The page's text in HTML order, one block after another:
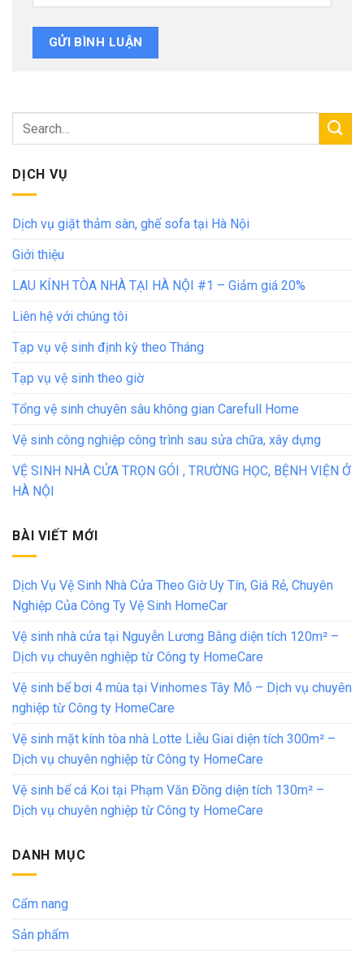
DỊCH VỤ
Dịch vụ giặt thảm sàn, ghế sofa tại Hà Nội
Giới thiệu
LAU KÍNH TÒA NHÀ TẠI HÀ NỘI #1 – Giảm giá 20%
Liên hệ với chúng tôi
Tạp vụ vệ sinh định kỳ theo Tháng
Tạp vụ vệ sinh theo giờ
Tổng vệ sinh chuyên sâu không gian Carefull Home
Vệ sinh công nghiệp công trình sau sửa chữa, xây dựng
VỆ SINH NHÀ CỬA TRỌN GÓI , TRƯỜNG HỌC, BỆNH VIỆN Ở
HÀ NỘI
BÀI VIẾT MỚI
Dịch Vụ Vệ Sinh Nhà Cửa Theo Giờ Uy Tín, Giá Rẻ, Chuyên
Nghiệp Của Công Ty Vệ Sinh HomeCar
Vệ sinh nhà cửa tại Nguyễn Lương Bằng diện tích 120m² –
Dịch vụ chuyên nghiệp từ Công ty HomeCare
Vệ sinh bể bơi 4 mùa tại Vinhomes Tây Mỗ – Dịch vụ chuyên
nghiệp từ Công ty HomeCare
Vệ sinh mặt kính tòa nhà Lotte Liễu Giai diện tích 300m² –
Dịch vụ chuyên nghiệp từ Công ty HomeCare
Vệ sinh bể cá Koi tại Phạm Văn Đồng diện tích 130m² –
Dịch vụ chuyên nghiệp từ Công ty HomeCare
DANH MỤC
Cẩm nang
Sản phẩm